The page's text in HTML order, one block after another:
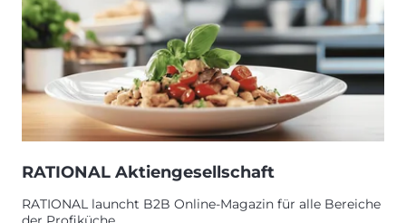
RATIONAL Aktiengesellschaft
RATIONAL launcht B2B Online-Magazin für alle Bereiche